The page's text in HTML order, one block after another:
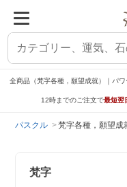
全商品（梵字各種，願望成就）｜パ
12時までのご注文で最短翌
パスクル 梵字各種，願望成
梵字